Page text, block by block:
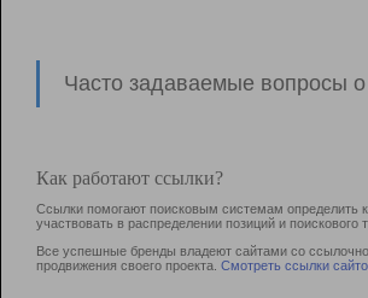
Часто задаваемые вопросы
Как работают ссылки?
Ссылки помогают поисковым системам определить
участвовать в раcпределении позиций и поискового
Все успешные бренды владеют сайтами со
продвижения своего проекта. Смотреть ссылки